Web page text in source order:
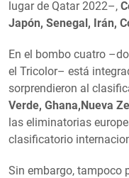
lugar de Qatar 2022–,
Japón, Senegal, Irán,
En el bombo cuatro
el Tricolor– está
sorprendieron al
Verde, Ghana,Nueva
las eliminatorias
clasificatorio
Sin embargo, tampoco